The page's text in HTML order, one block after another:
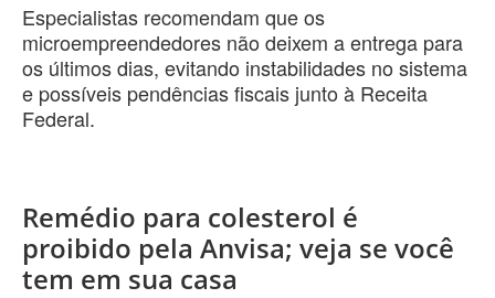
Especialistas recomendam que os
microempreendedores não deixem a entrega para
os últimos dias, evitando instabilidades no sistema
e possíveis pendências fiscais junto à Receita
Federal.
Remédio para colesterol é
proibido pela Anvisa; veja se você
tem em sua casa